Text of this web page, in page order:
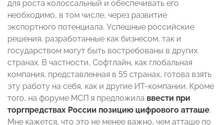
для роста колоссальный и обеспечивать его
необходимо, в том числе, через развитие
экспортного потенциала. Успешные российские
решения, разработанные как бизнесом, так и
государством могут быть востребованы в других
странах. В частности, Софтлайн, как глобальная
компания, представленная в 55 странах, готова взять
эту работу на себя, как и другие ИТ-компании. Кроме
того, на форуме МСП я предложила ввести при
торгпредствах России позицию цифрового атташе.
Мне кажется, что это не менее важно, чем атташе по